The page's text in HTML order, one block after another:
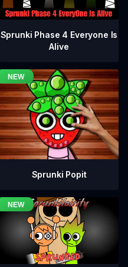
Sprunki Phase 4 Everyone Is
Alive
Sprunki Popit